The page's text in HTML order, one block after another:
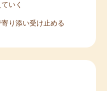
いく
り添い受け止める